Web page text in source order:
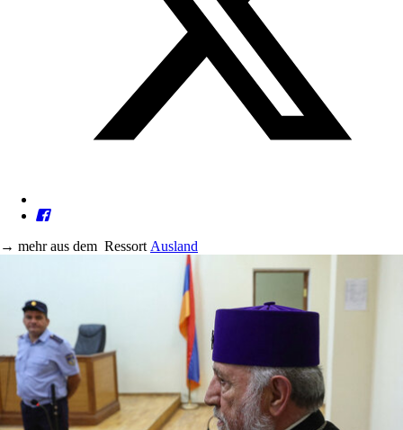
→ mehr aus dem Ressort Ausland